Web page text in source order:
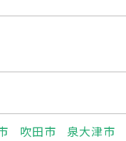
吹田市 泉大津市